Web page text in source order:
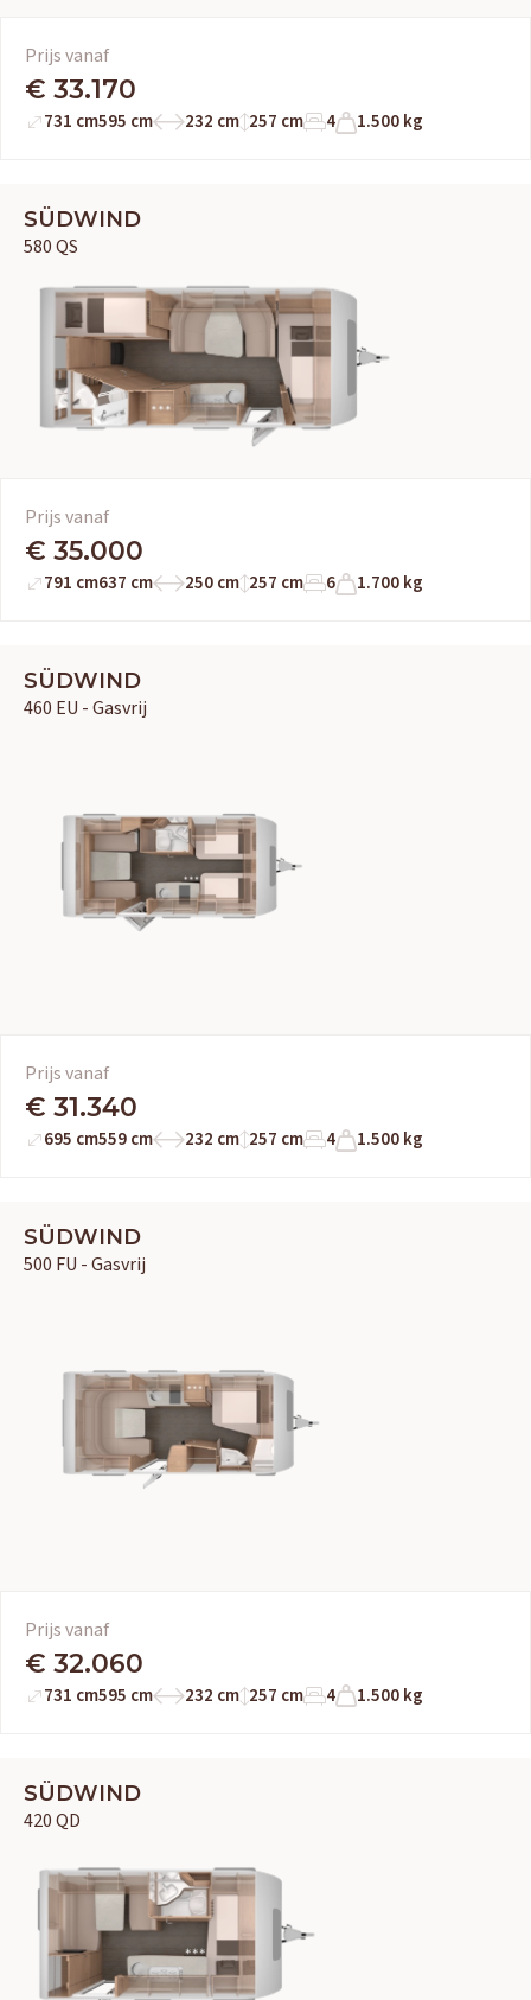
Prijs vanaf
€ 33.170
731 cm595 cm 232 cm 257 cm 4 1.500 kg
SÜDWIND
580 QS
Prijs vanaf
€ 35.000
791 cm637 cm 250 cm 257 cm 6 1.700 kg
SÜDWIND
460 EU - Gasvrij
Prijs vanaf
€ 31.340
695 cm559 cm 232 cm 257 cm 4 1.500 kg
SÜDWIND
500 FU - Gasvrij
Prijs vanaf
€ 32.060
731 cm595 cm 232 cm 257 cm 4 1.500 kg
SÜDWIND
420 QD